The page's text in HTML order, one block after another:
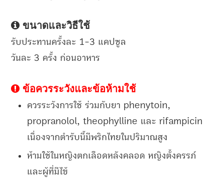
ขนาดและวิธีใช้
รับประทานครั้งละ 1-3 แคปซูล
วันละ 3 ครั้ง ก่อนอาหาร
ข้อควรระวังและข้อห้ามใช้
ควรระวังการใช้ ร่วมกับยา phenytoin,
propranolol, theophylline และ rifampicin
เนื่องจากตำรับนี้มีพริกไทยในปริมาณสูง
ห้ามใช้ในหญิงตกเลือดหลังคลอด หญิงตั้งครรภ์
และผู้ที่มีไข้